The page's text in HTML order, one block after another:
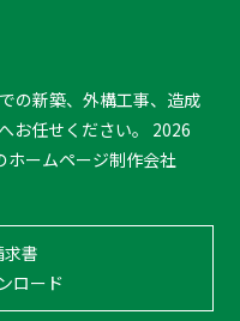
の新築、外構工事、造成
お任せください。
2026
ホームページ制作会社
書
ロード